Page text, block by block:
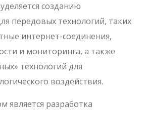
созданию
передовых технологий, таких
интернет-соединения,
и мониторинга, а также
технологий для
воздействия.
является разработка